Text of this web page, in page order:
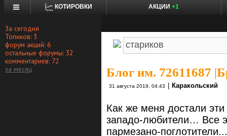
КОТИРОВКИ АКЦИИ +1
За сегодня
Топиков: 3
форум акций: 6
остальные форумы: 32
комментариев: 72
за месяц
Блог им. 72611687 |
31 августа 2019, 04:43 Каракольский
Как же меня достали
западо-любители… Все
пармезано-поглотители...